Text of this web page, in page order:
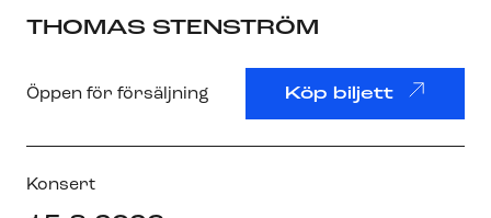
THOMAS STENSTRÖM
Öppen för försäljning Köp biljett
Konsert